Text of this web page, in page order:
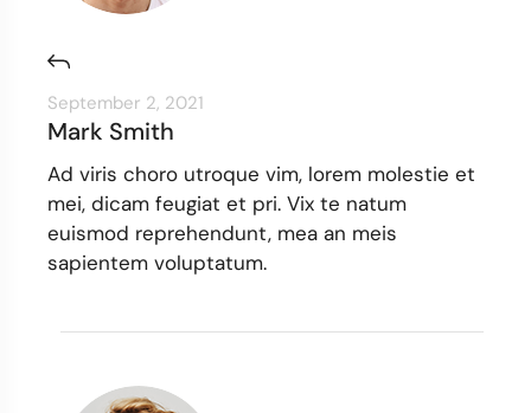
September 2, 2021
Mark Smith
Ad viris choro utroque vim, lorem molestie et
mei, dicam feugiat et pri. Vix te natum
euismod reprehendunt, mea an meis
sapientem voluptatum.